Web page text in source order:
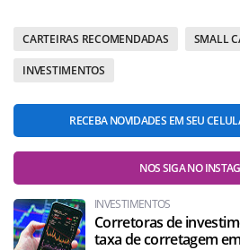
CARTEIRAS RECOMENDADAS SMALL
INVESTIMENTOS
RECEBA NOVIDADES EM SEU
NOS SIGA NO
INVESTIMENTOS
Corretoras de
taxa de corretagem